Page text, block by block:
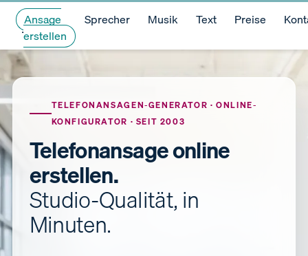
Ansage
erstellen
Sprecher Musik Text Preise
TELEFONANSAGEN-GENERATOR · ONLINE-
KONFIGURATOR · SEIT 2003
Telefonansage online
erstellen.
Studio-Qualität, in
Minuten.